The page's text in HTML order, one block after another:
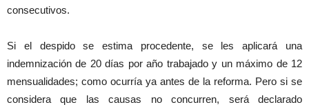
consecutivos.
Si el despido se estima procedente, se les aplicará una
indemnización de 20 días por año trabajado y un máximo de 12
mensualidades; como ocurría ya antes de la reforma. Pero si se
considera que las causas no concurren, será declarado